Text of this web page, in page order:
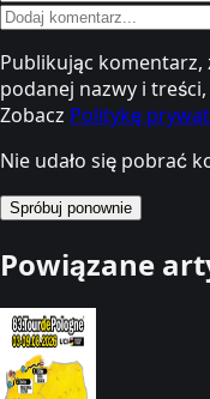
Publikując komentarz,
podanej nazwy i
Zobacz Politykę
Nie udało się pobrać
Spróbuj ponownie
Powiązane